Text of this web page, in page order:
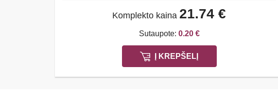
Komplekto kaina 21.74 €
Sutaupote: 0.20 €
Į KREPŠELĮ